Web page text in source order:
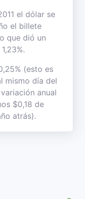
el dólar se
el billete
que dió un
(esto es
mismo día del
anual
$0,18 de
atrás).